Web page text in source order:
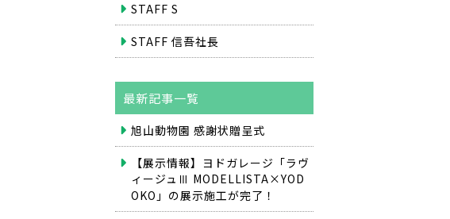
STAFF S
STAFF 信吾社長
最新記事一覧
旭山動物園 感謝状贈呈式
【展示情報】ヨドガレージ「ラヴ
ィージュⅢ MODELLISTA×YOD
OKO」の展示施工が完了！